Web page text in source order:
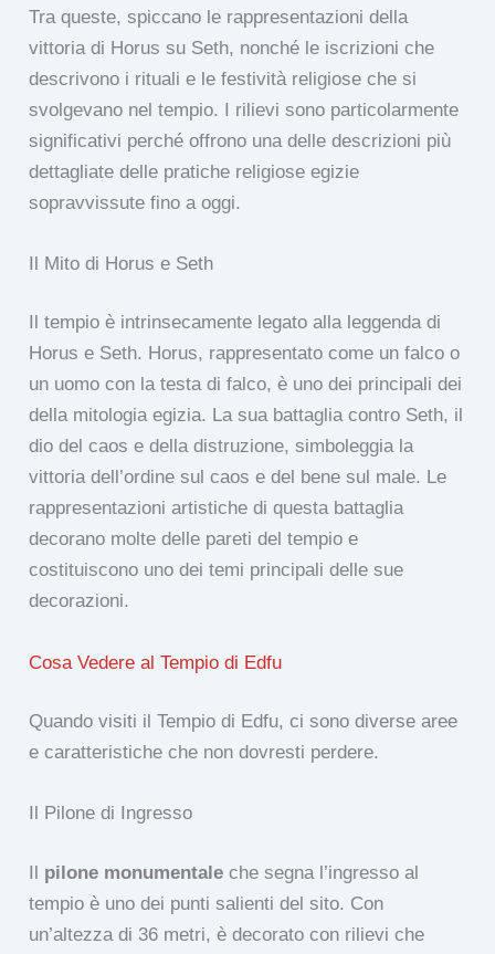
Tra queste, spiccano le rappresentazioni della
vittoria di Horus su Seth, nonché le iscrizioni che
descrivono i rituali e le festività religiose che si
svolgevano nel tempio. I rilievi sono particolarmente
significativi perché offrono una delle descrizioni più
dettagliate delle pratiche religiose egizie
sopravvissute fino a oggi.
Il Mito di Horus e Seth
Il tempio è intrinsecamente legato alla leggenda di
Horus e Seth. Horus, rappresentato come un falco o
un uomo con la testa di falco, è uno dei principali dei
della mitologia egizia. La sua battaglia contro Seth, il
dio del caos e della distruzione, simboleggia la
vittoria dell’ordine sul caos e del bene sul male. Le
rappresentazioni artistiche di questa battaglia
decorano molte delle pareti del tempio e
costituiscono uno dei temi principali delle sue
decorazioni.
Cosa Vedere al Tempio di Edfu
Quando visiti il Tempio di Edfu, ci sono diverse aree
e caratteristiche che non dovresti perdere.
Il Pilone di Ingresso
Il pilone monumentale che segna l’ingresso al
tempio è uno dei punti salienti del sito. Con
un’altezza di 36 metri, è decorato con rilievi che